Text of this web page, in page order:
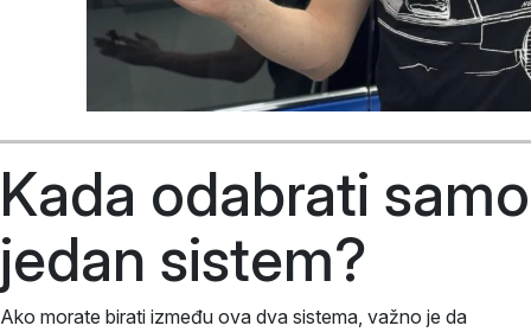
Kada odabrati samo
jedan sistem?
Ako morate birati između ova dva sistema, važno je da